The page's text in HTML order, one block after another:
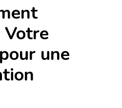
vers
l’Épanouissement
Votre
une